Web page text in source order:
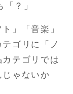
？」
」「音楽」
ゴリに「ノ
テゴリでは
ゃないか